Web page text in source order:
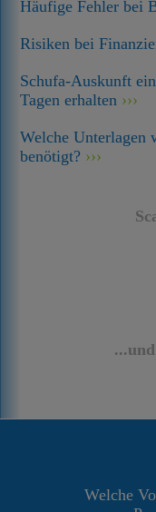
Häufige Fehler bei
Risiken bei
Schufa-Auskunft
Tagen erhalten
Welche Unterlagen
benötigt?
Welche